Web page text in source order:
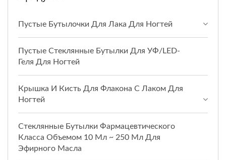
Пустые Бутылочки Для Лака Для Ногтей
Пустые Стеклянные Бутылки Для УФ/LED-
Геля Для Ногтей
Крышка И Кисть Для Флакона С Лаком Для
Ногтей
Стеклянные Бутылки Фармацевтического
Класса Объемом 10 Мл ~ 250 Мл Для
Эфирного Масла